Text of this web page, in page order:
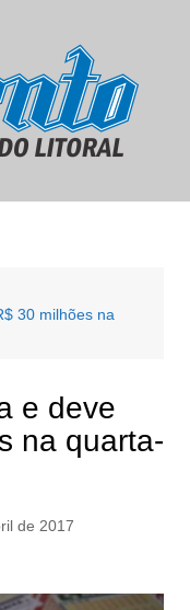
30 milhões na
e deve
na quarta-
de 2017